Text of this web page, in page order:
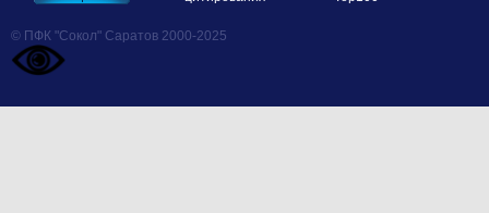
© ПФК "Сокол" Саратов 2000-2025